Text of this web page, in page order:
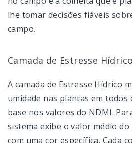
lhe tomar decisões fiáveis
campo.
Camada de Estresse Hídrico
A camada de Estresse Hídrico
umidade nas plantas em todos
base nos valores do NDMI.
sistema exibe o valor médio do
com uma cor específica. Cada